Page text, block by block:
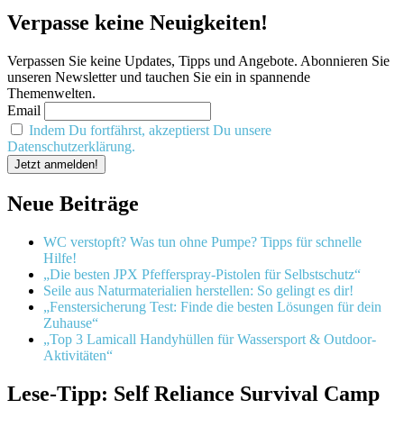
Verpasse keine Neuigkeiten!
Verpassen Sie keine Updates, Tipps und Angebote. Abonnieren Sie
unseren Newsletter und tauchen Sie ein in spannende
Themenwelten.
Email
Indem Du fortfährst, akzeptierst Du unsere
Datenschutzerklärung.
Neue Beiträge
WC verstopft? Was tun ohne Pumpe? Tipps für schnelle
Hilfe!
„Die besten JPX Pfefferspray-Pistolen für Selbstschutz“
Seile aus Naturmaterialien herstellen: So gelingt es dir!
„Fenstersicherung Test: Finde die besten Lösungen für dein
Zuhause“
„Top 3 Lamicall Handyhüllen für Wassersport & Outdoor-
Aktivitäten“
Lese-Tipp: Self Reliance Survival Camp